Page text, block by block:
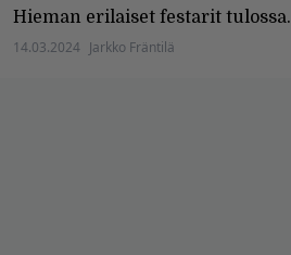
Hieman erilaiset festarit tulossa.
14.03.2024 Jarkko Fräntilä